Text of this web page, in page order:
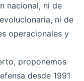
nacional, ni de
ni de
operacionales y
proponemos
desde 1991